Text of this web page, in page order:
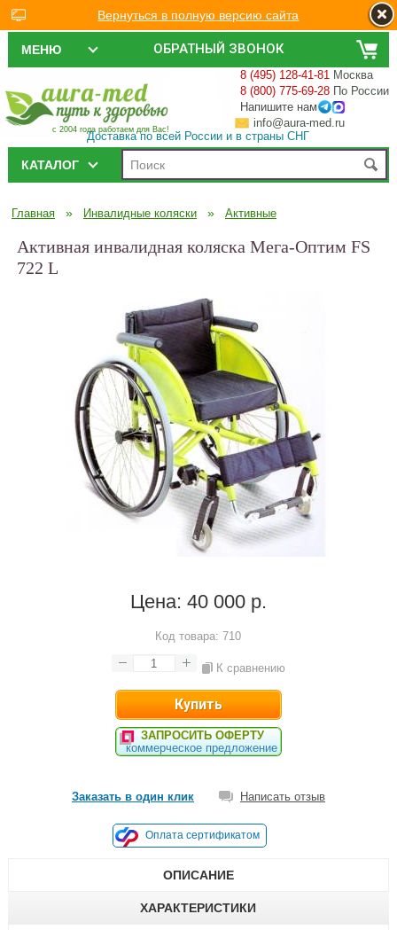
ОБРАТНЫЙ ЗВОНОК
МЕНЮ
с 2004 года работаем для Вас!
8 (495) 128-41-81 Москва
8 (800) 775-69-28 По России
Напишите нам
info@aura-med.ru
Доставка по всей России и в страны СНГ
КАТАЛОГ
Главная » Инвалидные коляски » Активные
Активная инвалидная коляска Мега-Оптим FS
722 L
Цена: 40 000 р.
Код товара: 710
К сравнению
ЗАПРОСИТЬ ОФЕРТУ
коммерческое предложение
Заказать в один клик Написать отзыв
Оплата сертификатом
ОПИСАНИЕ
ХАРАКТЕРИСТИКИ
Вернуться в полную версию сайта